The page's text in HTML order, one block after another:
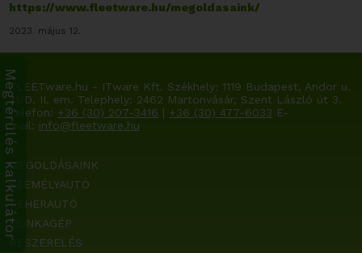
Megtérülés kalkulátor
https://www.fleetware.hu/megoldasaink/
2023. május 12.
FLEETware.hu - ITware Kft. Székhely: 1119 Budapest, Andor u.
21/D. II. em. Telephely: 2462 Martonvásár, Szent László út 3.
Telefon: +36 (30) 207-3416 | +36 (30) 477-6033 E-
mail: info@fleetware.hu
MEGOLDÁSAINK
SZEMÉLYAUTÓ
TEHERAUTÓ
MUNKAGÉP
BESZERELÉS